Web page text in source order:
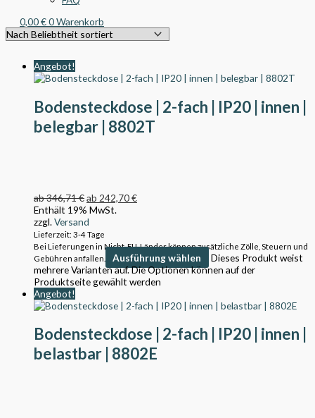
0,00€0Warenkorb
Angebot!
Bodensteckdose | 2-fach | IP20 | innen |
belegbar | 8802T
ab346,71€ab 242,70€
Enthält 19% MwSt.
zzgl.Versand
Lieferzeit: 3-4 Tage
Bei Lieferungen in Nicht-EU-Länder können zusätzliche Zölle, Steuern und
Gebühren anfallen.
Ausführung wählen
Dieses Produkt weist
mehrere Varianten auf. Die Optionen können auf der
Produktseite gewählt werden
Angebot!
Bodensteckdose | 2-fach | IP20 | innen |
belastbar | 8802E